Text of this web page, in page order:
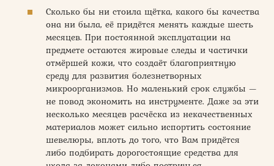
Сколько бы ни стоила щётка, какого бы качества
она ни была, её придётся менять каждые шесть
месяцев. При постоянной эксплуатации на
предмете остаются жировые следы и частички
отмёршей кожи, что создаёт благоприятную
среду для развития болезнетворных
микроорганизмов. Но маленький срок службы —
не повод экономить на инструменте. Даже за эти
несколько месяцев расчёска из некачественных
материалов может сильно испортить состояние
шевелюры, вплоть до того, что Вам придётся
либо подбирать дорогостоящие средства для